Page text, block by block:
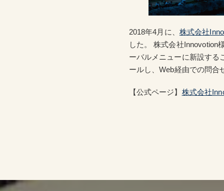
2018年4月に、 株式会社
した。 株式会社Innovotion
ーバルメニューに新設する
ールし、Web経由での問合
【公式ページ】 株式会社